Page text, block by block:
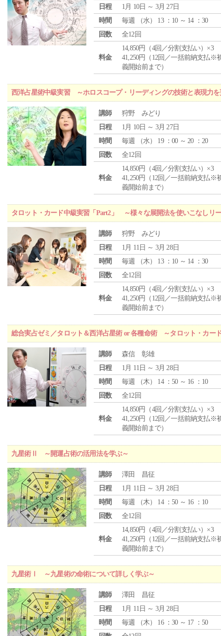
日程
1月 10日 ～ 3月 27日
時間
毎週 （水） 13 ：10 ～ 14 ：30
回数
全12回
料金
14,850円（4回／分割支払い）×3
41,250円（12回／一括前納支払※
義開始前まで）
西洋占星術中級実習 ～ホロスコープ・リーディングの技術と表現力
講師
狩野 みどり
日程
1月 10日 ～ 3月 27日
時間
毎週 （水） 19 ：00 ～ 20 ：20
回数
全12回
料金
14,850円（4回／分割支払い）×3
41,250円（12回／一括前納支払※
義開始前まで）
タロット・カード中級実習「Part2」 ～様々な展開法を使いこなしリ
講師
狩野 みどり
日程
1月 11日 ～ 3月 28日
時間
毎週 （木） 13 ：10 ～ 14 ：30
回数
全12回
料金
14,850円（4回／分割支払い）×3
41,250円（12回／一括前納支払※
義開始前まで）
総合実占ゼミ／タロット＆西洋占星術 or 各種命術 ～タロット・カー
講師
森信 彰雄
日程
1月 11日 ～ 3月 28日
時間
毎週 （木） 14 ：50 ～ 16 ：10
回数
全12回
料金
14,850円（4回／分割支払い）×3
41,250円（12回／一括前納支払※
義開始前まで）
九星術Ⅱ ～開運占術の活用法を学ぶ～
講師
澤田 昌征
日程
1月 11日 ～ 3月 28日
時間
毎週 （木） 14 ：50 ～ 16 ：10
回数
全12回
料金
14,850円（4回／分割支払い）×3
41,250円（12回／一括前納支払※
義開始前まで）
九星術Ⅰ ～九星術の命術について詳しく学ぶ～
講師
澤田 昌征
日程
1月 11日 ～ 3月 28日
時間
毎週 （木） 16 ：30 ～ 17 ：50